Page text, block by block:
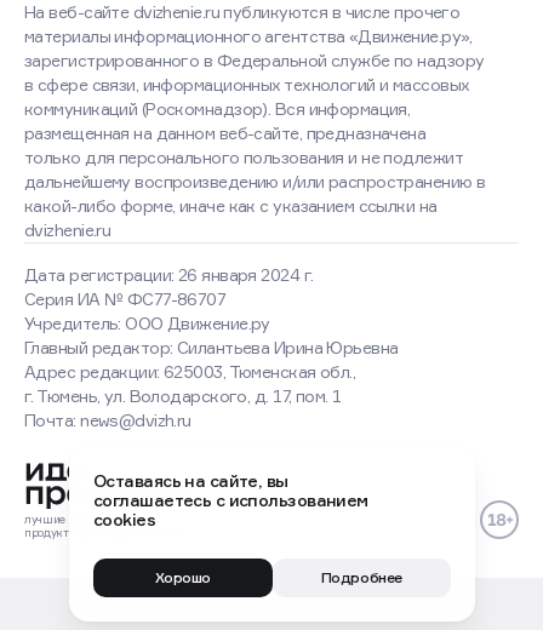
Дата регистрации: 26 января 2024 г.
Серия ИА № ФС77-86707
Учредитель: ООО Движение.ру
Главный редактор: Силантьева Ирина Юрьевна
Адрес редакции: 625003, Тюменская обл.,
г. Тюмень, ул. Володарского, д. 17, пом. 1
Почта: news@dvizh.ru
На веб-сайте dvizhenie.ru публикуются в числе прочего
материалы информационного агентства «Движение.ру»,
зарегистрированного в Федеральной службе по надзору
в сфере связи, информационных технологий и массовых
коммуникаций (Роскомнадзор). Вся информация,
размещенная на данном веб-сайте, предназначена
только для персонального пользования и не подлежит
дальнейшему воспроизведению и/или распространению в
какой-либо форме, иначе как с указанием ссылки на
dvizhenie.ru
лучшие
цифровые
продукты
Оставаясь на сайте, вы
соглашаетесь с использованием
cookies
Хорошо Подробнее